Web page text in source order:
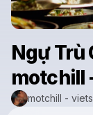
Ngự Trù
motchill
motchill -